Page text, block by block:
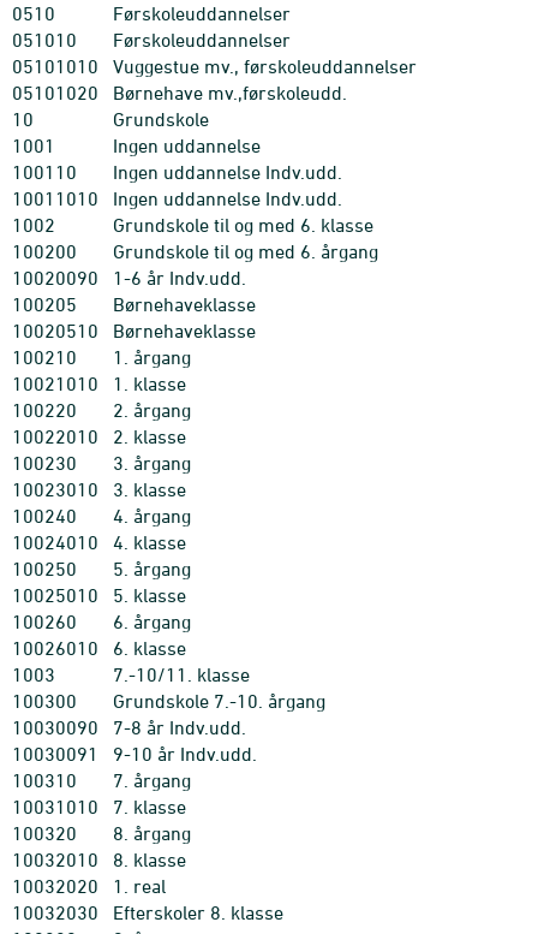
0510
Førskoleuddannelser
051010
Førskoleuddannelser
05101010
Vuggestue mv., førskoleuddannelser
05101020
Børnehave mv.,førskoleudd.
10
Grundskole
1001
Ingen uddannelse
100110
Ingen uddannelse Indv.udd.
10011010
Ingen uddannelse Indv.udd.
1002
Grundskole til og med 6. klasse
100200
Grundskole til og med 6. årgang
10020090
1-6 år Indv.udd.
100205
Børnehaveklasse
10020510
Børnehaveklasse
100210
1. årgang
10021010
1. klasse
100220
2. årgang
10022010
2. klasse
100230
3. årgang
10023010
3. klasse
100240
4. årgang
10024010
4. klasse
100250
5. årgang
10025010
5. klasse
100260
6. årgang
10026010
6. klasse
1003
7.-10/11. klasse
100300
Grundskole 7.-10. årgang
10030090
7-8 år Indv.udd.
10030091
9-10 år Indv.udd.
100310
7. årgang
10031010
7. klasse
100320
8. årgang
10032010
8. klasse
10032020
1. real
10032030
Efterskoler 8. klasse